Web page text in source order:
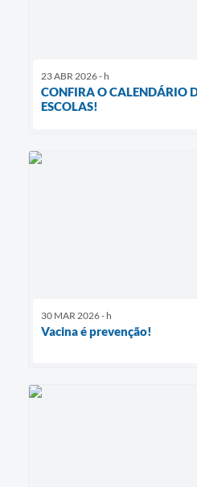
23 ABR 2026 - h
CONFIRA O CALENDÁRIO
ESCOLAS!
30 MAR 2026 - h
Vacina é prevenção!